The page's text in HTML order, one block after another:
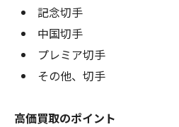
記念切手
中国切手
プレミア切手
その他、切手
高価買取のポイント